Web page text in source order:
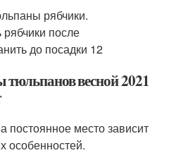
весной 2021
постоянное место зависит
особенностей.